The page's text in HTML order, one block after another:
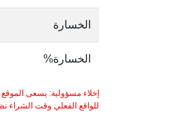
الخسارة
الخسارة%
إخلاء مسؤولية: يسعى
للواقع الفعلي وقت الشراء